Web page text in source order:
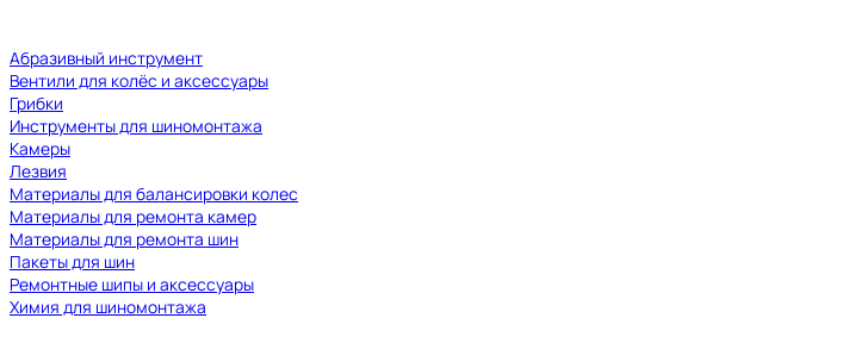
Абразивный инструмент
Вентили для колёс и аксессуары
Грибки
Инструменты для шиномонтажа
Камеры
Лезвия
Материалы для балансировки колес
Материалы для ремонта камер
Материалы для ремонта шин
Пакеты для шин
Ремонтные шипы и аксессуары
Химия для шиномонтажа